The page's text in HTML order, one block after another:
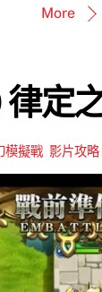
More
定
模擬戰, 影片攻略,